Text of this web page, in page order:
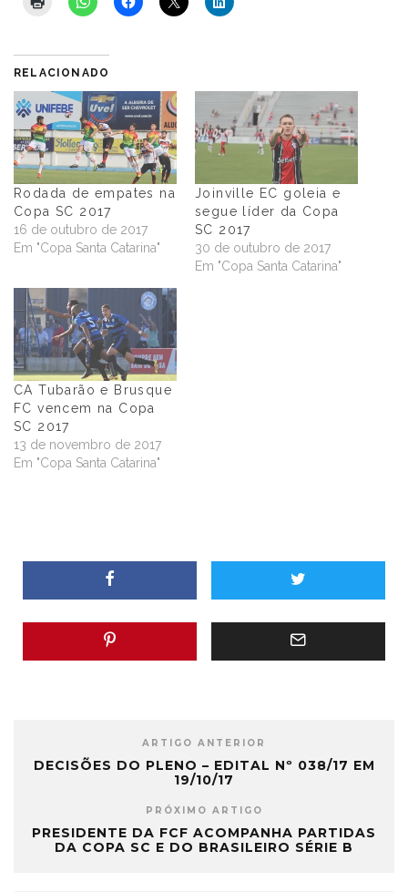
RELACIONADO
Rodada de empates na
Copa SC 2017
16 de outubro de 2017
Em "Copa Santa Catarina"
Joinville EC goleia e
segue líder da Copa
SC 2017
30 de outubro de 2017
Em "Copa Santa Catarina"
CA Tubarão e Brusque
FC vencem na Copa
SC 2017
13 de novembro de 2017
Em "Copa Santa Catarina"
ARTIGO ANTERIOR
DECISÕES DO PLENO – EDITAL Nº 038/17 EM
19/10/17
PRÓXIMO ARTIGO
PRESIDENTE DA FCF ACOMPANHA PARTIDAS
DA COPA SC E DO BRASILEIRO SÉRIE B